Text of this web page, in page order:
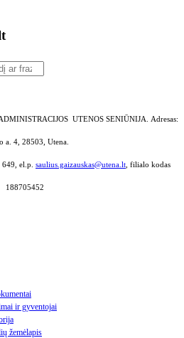
UTENOS SENIŪNIJA. Adresas:
a. 4, 28503, Utena.
el.p. saulius.gaizauskas@utena.lt, filialo kodas
188705452
ir gyventojai
žemėlapis